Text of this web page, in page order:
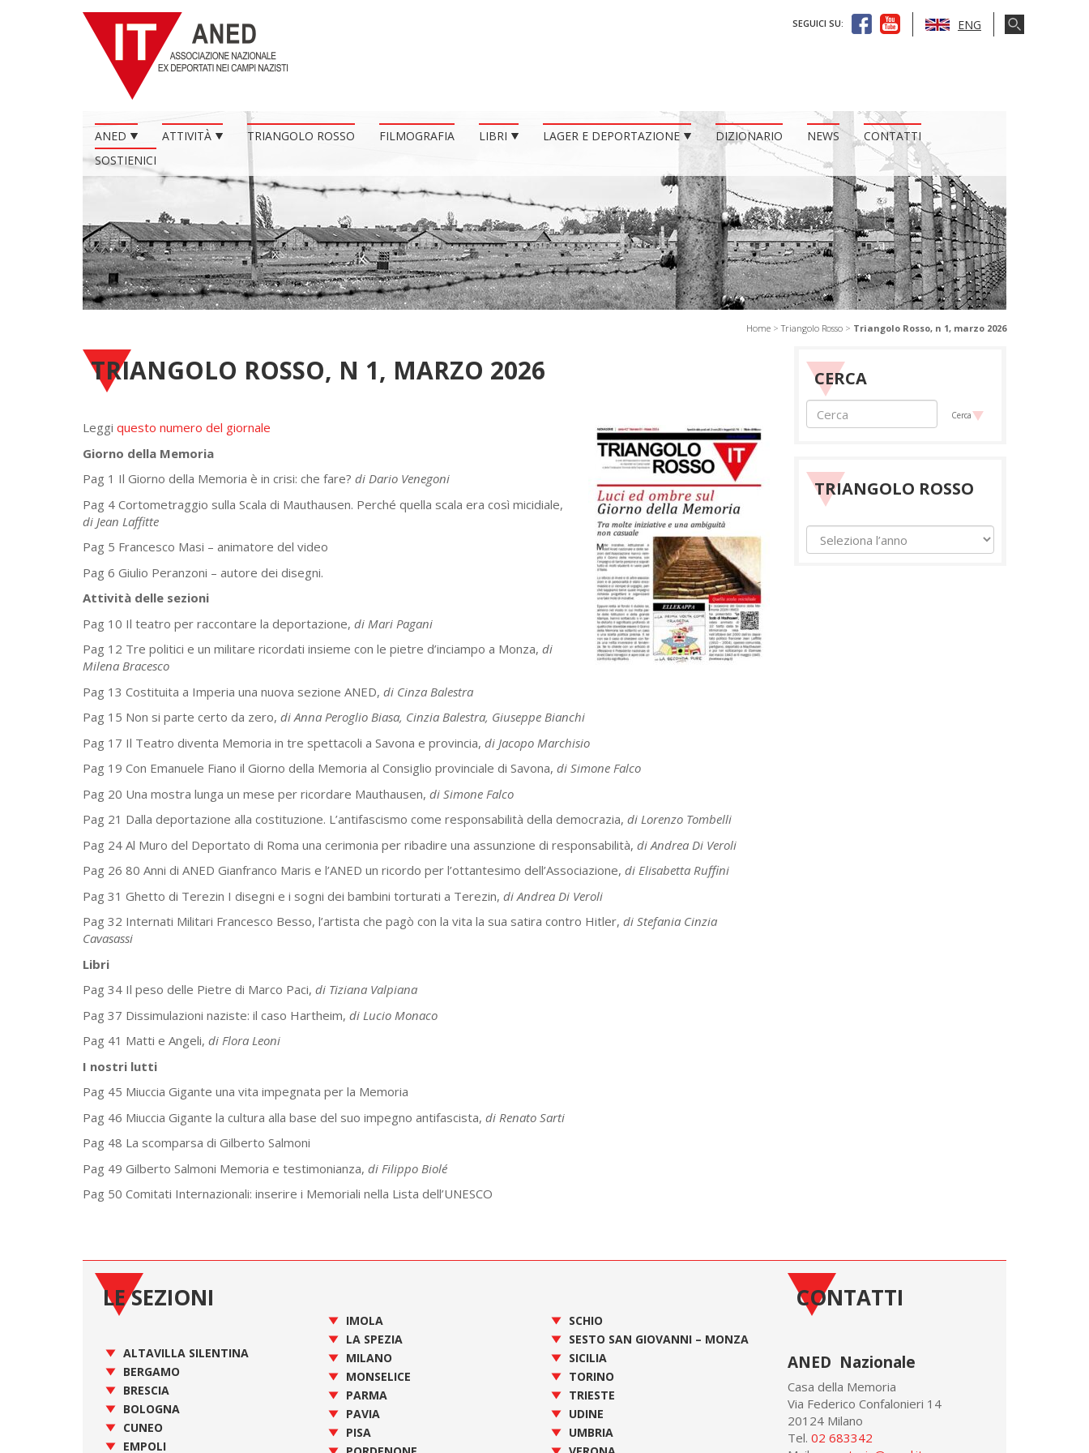
SEGUICI SU: ENG
ANED ATTIVITÀ TRIANGOLO ROSSO FILMOGRAFIA LIBRI LAGER E DEPORTAZIONE DIZIONARIO NEWS
CONTATTI
SOSTIENICI
Home >Triangolo Rosso > Triangolo Rosso, n 1, marzo 2026
TRIANGOLO ROSSO, N 1, MARZO 2026
Leggi questo numero del giornale
Giorno della Memoria
Pag 1 Il Giorno della Memoria è in crisi: che fare? di Dario Venegoni
Pag 4 Cortometraggio sulla Scala di Mauthausen. Perché quella scala era così micidiale,
di Jean Laffitte
Pag 5 Francesco Masi – animatore del video
Pag 6 Giulio Peranzoni – autore dei disegni.
Attività delle sezioni
Pag 10 Il teatro per raccontare la deportazione, di Mari Pagani
Pag 12 Tre politici e un militare ricordati insieme con le pietre d’inciampo a Monza, di
Milena Bracesco
Pag 13 Costituita a Imperia una nuova sezione ANED, di Cinza Balestra
Pag 15 Non si parte certo da zero, di Anna Peroglio Biasa, Cinzia Balestra, Giuseppe Bianchi
Pag 17 Il Teatro diventa Memoria in tre spettacoli a Savona e provincia, di Jacopo Marchisio
Pag 19 Con Emanuele Fiano il Giorno della Memoria al Consiglio provinciale di Savona, di Simone Falco
Pag 20 Una mostra lunga un mese per ricordare Mauthausen, di Simone Falco
Pag 21 Dalla deportazione alla costituzione. L’antifascismo come responsabilità della democrazia, di Lorenzo Tombelli
Pag 24 Al Muro del Deportato di Roma una cerimonia per ribadire una assunzione di responsabilità, di Andrea Di Veroli
Pag 26 80 Anni di ANED Gianfranco Maris e l’ANED un ricordo per l’ottantesimo dell’Associazione, di Elisabetta Ruffini
Pag 31 Ghetto di Terezin I disegni e i sogni dei bambini torturati a Terezin, di Andrea Di Veroli
Pag 32 Internati Militari Francesco Besso, l’artista che pagò con la vita la sua satira contro Hitler, di Stefania Cinzia
Cavasassi
Libri
Pag 34 Il peso delle Pietre di Marco Paci, di Tiziana Valpiana
Pag 37 Dissimulazioni naziste: il caso Hartheim, di Lucio Monaco
Pag 41 Matti e Angeli, di Flora Leoni
I nostri lutti
Pag 45 Miuccia Gigante una vita impegnata per la Memoria
Pag 46 Miuccia Gigante la cultura alla base del suo impegno antifascista, di Renato Sarti
Pag 48 La scomparsa di Gilberto Salmoni
Pag 49 Gilberto Salmoni Memoria e testimonianza, di Filippo Biolé
Pag 50 Comitati Internazionali: inserire i Memoriali nella Lista dell’UNESCO
CERCA
Cerca
TRIANGOLO ROSSO
LE SEZIONI
ALTAVILLA SILENTINA
BERGAMO
BRESCIA
BOLOGNA
CUNEO
EMPOLI
IMOLA
LA SPEZIA
MILANO
MONSELICE
PARMA
PAVIA
PISA
SCHIO
SESTO SAN GIOVANNI – MONZA
SICILIA
TORINO
TRIESTE
UDINE
UMBRIA
CONTATTI
ANED Nazionale
Casa della Memoria
Via Federico Confalonieri 14
20124 Milano
Tel. 02 683342